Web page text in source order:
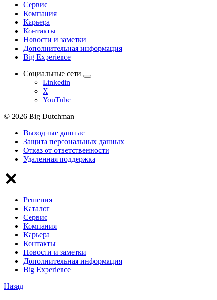
Сервис
Компания
Карьера
Контакты
Новости и заметки
Дополнительная информация
Big Experience
Социальные сети
Linkedin
X
YouTube
© 2026 Big Dutchman
Выходные данные
Защита персональных данных
Отказ от ответственности
Удаленная поддержка
Решения
Каталог
Сервис
Компания
Карьера
Контакты
Новости и заметки
Дополнительная информация
Big Experience
Назад